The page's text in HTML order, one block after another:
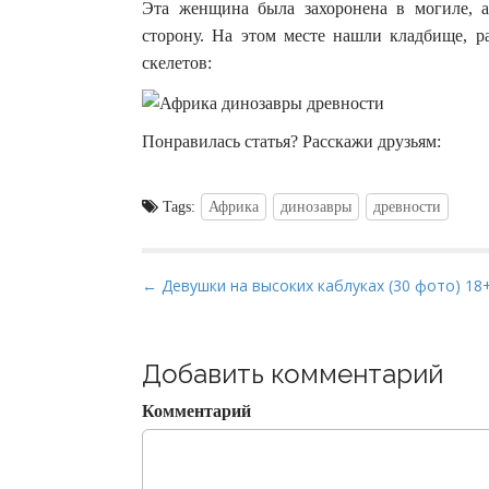
Эта женщина была захоронена в могиле,
сторону. На этом месте нашли кладбище,
скелетов:
Понравилась статья? Расскажи друзьям:
Tags: Африка динозавры древности
P
t
n
a
← Девушки на высоких каблуках (30 фото)
Добавить комментарий
Комментарий